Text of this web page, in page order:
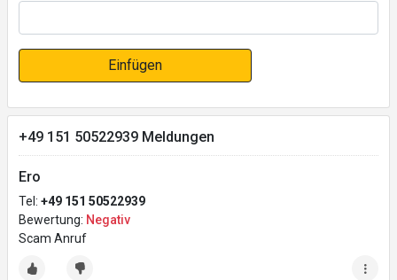
Einfügen
+49 151 50522939 Meldungen
Ero
Tel: +49 151 50522939
Bewertung: Negativ
Scam Anruf